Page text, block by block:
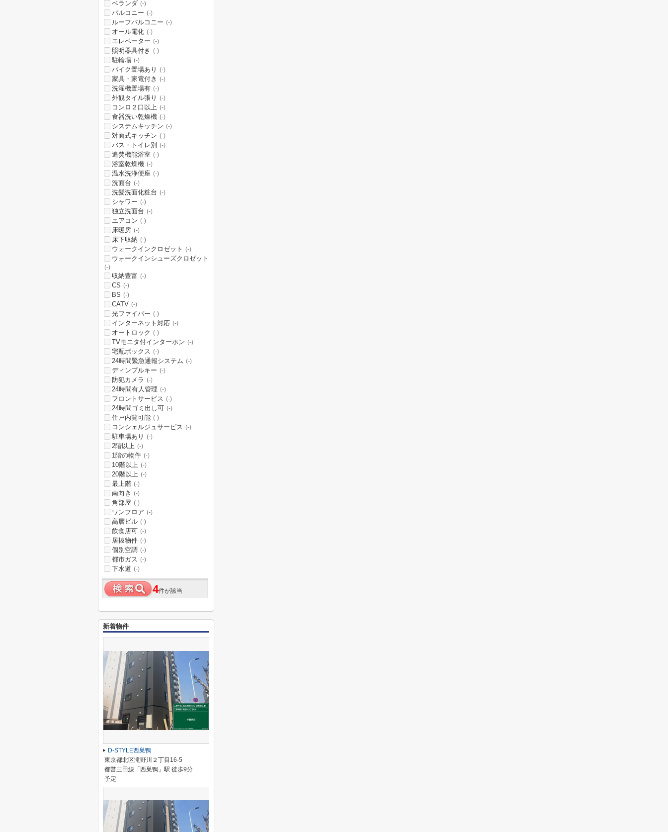
ベランダ (-)
バルコニー (-)
ルーフバルコニー (-)
オール電化 (-)
エレベーター (-)
照明器具付き (-)
駐輪場 (-)
バイク置場あり (-)
家具・家電付き (-)
洗濯機置場有 (-)
外観タイル張り (-)
コンロ２口以上 (-)
食器洗い乾燥機 (-)
システムキッチン (-)
対面式キッチン (-)
バス・トイレ別 (-)
追焚機能浴室 (-)
浴室乾燥機 (-)
温水洗浄便座 (-)
洗面台 (-)
洗髪洗面化粧台 (-)
シャワー (-)
独立洗面台 (-)
エアコン (-)
床暖房 (-)
床下収納 (-)
ウォークインクロゼット (-)
ウォークインシューズクロゼット
(-)
収納豊富 (-)
CS (-)
BS (-)
CATV (-)
光ファイバー (-)
インターネット対応 (-)
オートロック (-)
TVモニタ付インターホン (-)
宅配ボックス (-)
24時間緊急通報システム (-)
ディンプルキー (-)
防犯カメラ (-)
24時間有人管理 (-)
フロントサービス (-)
24時間ゴミ出し可 (-)
住戸内覧可能 (-)
コンシェルジュサービス (-)
駐車場あり (-)
2階以上 (-)
1階の物件 (-)
10階以上 (-)
20階以上 (-)
最上階 (-)
南向き (-)
角部屋 (-)
ワンフロア (-)
高層ビル (-)
飲食店可 (-)
居抜物件 (-)
個別空調 (-)
都市ガス (-)
下水道 (-)
4件が該当
新着物件
D-STYLE西巣鴨
東京都北区滝野川２丁目16-5
都営三田線「西巣鴨」駅 徒歩9分
予定